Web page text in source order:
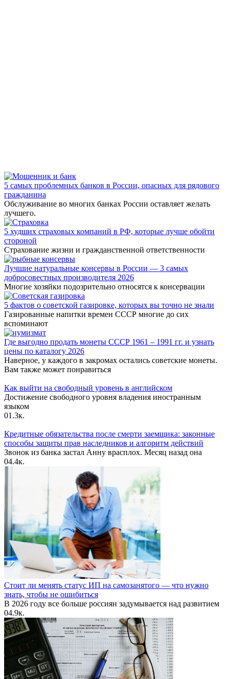
5 самых проблемных банков в России, опасных для рядового
гражданина
Обслуживание во многих банках России оставляет желать
лучшего.
5 худших страховых компаний в РФ, которые лучше обойти
стороной
Страхование жизни и гражданственной ответственности
Лучшие натуральные консервы в России — 3 самых
добросовестных производителя 2026
Многие хозяйки подозрительно относятся к консервации
5 фактов о советской газировке, которых вы точно не знали
Газированные напитки времен СССР многие до сих
вспоминают
Где выгодно продать монеты СССР 1961 – 1991 гг. и узнать
цены по каталогу 2026
Наверное, у каждого в закромах остались советские монеты.
Вам также может понравиться
Как выйти на свободный уровень в английском
Достижение свободного уровня владения иностранным
языком
01.3к.
Кредитные обязательства после смерти заемщика: законные
способы защиты прав наследников и алгоритм действий
Звонок из банка застал Анну врасплох. Месяц назад она
04.4к.
Стоит ли менять статус ИП на самозанятого — что нужно
знать, чтобы не ошибиться
В 2026 году все больше россиян задумывается над развитием
04.9к.